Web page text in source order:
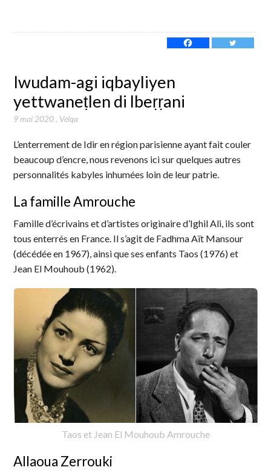
Iwudam-agi iqbayliyen
yettwaneṭlen di lbeṛṛani
9 mai 2020, Velqa
L’enterrement de Idir en région parisienne ayant fait couler
beaucoup d’encre, nous revenons ici sur quelques autres
personnalités kabyles inhumées loin de leur patrie.
La famille Amrouche
Famille d’écrivains et d’artistes originaire d’Ighil Ali, ils sont
tous enterrés en France. Il s’agit de Fadhma Aït Mansour
(décédée en 1967), ainsi que ses enfants Taos (1976) et
Jean El Mouhoub (1962).
Taos et Jean El Mouhoub Amrouche
Allaoua Zerrouki